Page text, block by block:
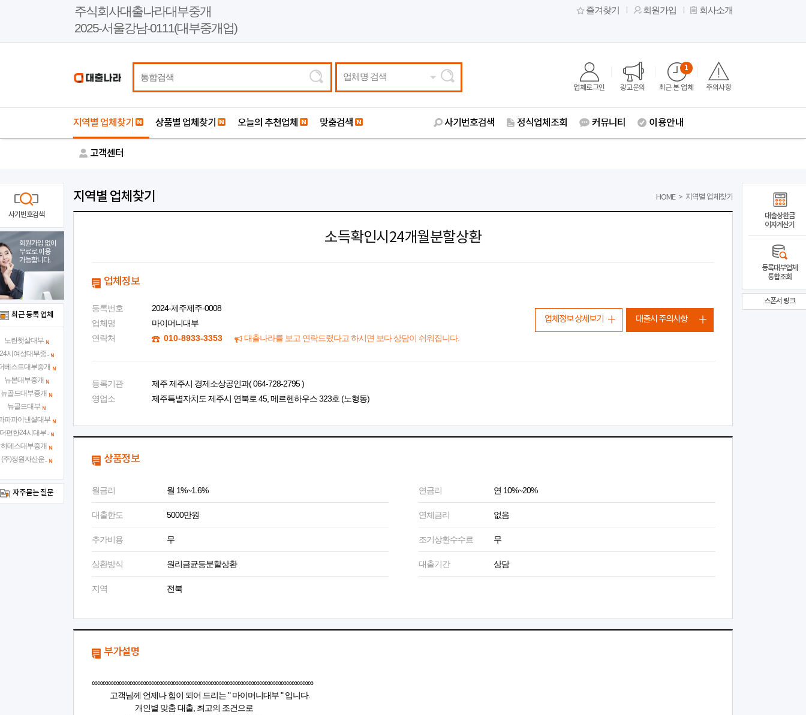
주식회사대출나라대부중개
2025-서울강남-0111(대부중개업)
즐겨찾기 회원가입 회사소개
업체명 검색
업체로그인 광고문의 최근 본 업체
1
주의사항
지역별 업체찾기 상품별 업체찾기 오늘의 추천업체 맞춤검색 사기번호검색 정식업체조회 커뮤니티 이용안내
고객센터
지역별 업체찾기 HOME > 지역별 업체찾기
소득확인시24개월분할상환
업체정보
등록번호
2024-제주제주-0008
업체명
마이머니대부
연락처
010-8933-3353 대출나라를 보고 연락드렸다고 하시면 보다 상담이 쉬워집니다.
등록기관
제주 제주시 경제소상공인과( 064-728-2795 )
영업소
제주특별자치도 제주시 연북로 45, 메르헨하우스 323호 (노형동)
업체정보 상세보기 대출시 주의사항
상품정보
월금리 월 1%~1.6% 연금리 연 10%~20%
대출한도 5000만원 연체금리 없음
추가비용 무 조기상환수수료 무
상환방식 원리금균등분할상환 대출기간 상담
지역 전북
부가설명
∞∞∞∞∞∞∞∞∞∞∞∞∞∞∞∞∞∞∞∞∞∞∞∞∞∞∞∞∞∞∞∞∞∞∞∞∞∞∞∞∞
고객님께 언제나 힘이 되어 드리는 " 마이머니대부 " 입니다.
개인별 맞춤 대출, 최고의 조건으로
사기번호검색
회원가입 없이
무료로 이용
가능합니다.
최근 등록 업체
노란햇살대부
시여성대부중..
베스트대부중개
뉴본대부중개
뉴골드대부중개
뉴골드대부
파파이낸셜대부
편한24시대부..
하데스대부중개
(주)정원자산운..
자주묻는 질문
대출상환금
이자계산기
등록대부업체
통합조회
스폰서 링크